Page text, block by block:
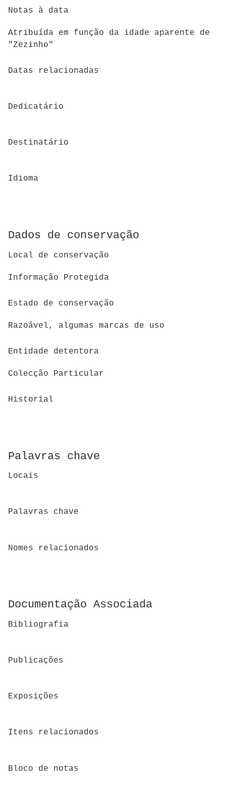
Notas à data
Atribuída em função da idade aparente de
"Zezinho"
Datas relacionadas
Dedicatário
Destinatário
Idioma
Dados de conservação
Local de conservação
Informação Protegida
Estado de conservação
Razoável, algumas marcas de uso
Entidade detentora
Colecção Particular
Historial
Palavras chave
Locais
Palavras chave
Nomes relacionados
Documentação Associada
Bibliografia
Publicações
Exposições
Itens relacionados
Bloco de notas